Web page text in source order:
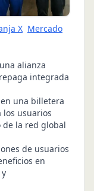
X Mercado
alianza
integrada
una billetera
usuarios
de la red global
de usuarios
en